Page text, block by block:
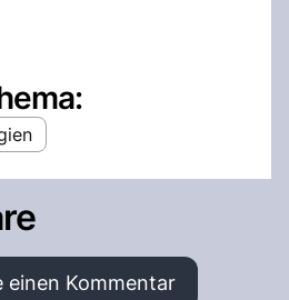
einen Kommentar